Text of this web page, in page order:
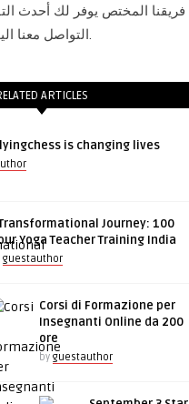
فريقنا المختص يوفر لك أحدث
التواصل معنا اليوم، ودعينا نساعدك على تحقيق مظهرك المثالي بثقة وراحة تامة.
ARTICLES
is changing lives
Journey: 100
Yoga Teacher Training India
guestauthor
Corsi di Formazione per
Insegnanti Online da 200
ore
by guestauthor